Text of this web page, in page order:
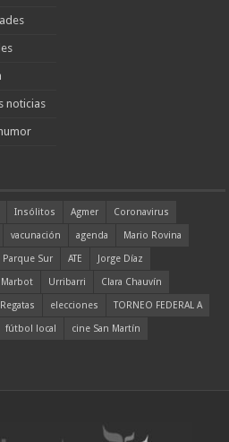
noticias
Insólitos Agmer
Coronavirus
vacunación agenda
Mario Rovina
Parque Sur ATE
Jorge Díaz
Marbot Urribarri
Clara Chauvín
Regatas elecciones
TORNEO FEDERAL A
fútbol local cine San Martín